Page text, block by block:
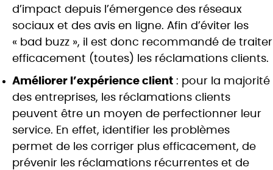
d’impact depuis l’émergence des réseaux
sociaux et des avis en ligne. Afin d’éviter les
« bad buzz », il est donc recommandé de traiter
efficacement (toutes) les réclamations clients.
Améliorer l’expérience client : pour la majorité
des entreprises, les réclamations clients
peuvent être un moyen de perfectionner leur
service. En effet, identifier les problèmes
permet de les corriger plus efficacement, de
prévenir les réclamations récurrentes et de